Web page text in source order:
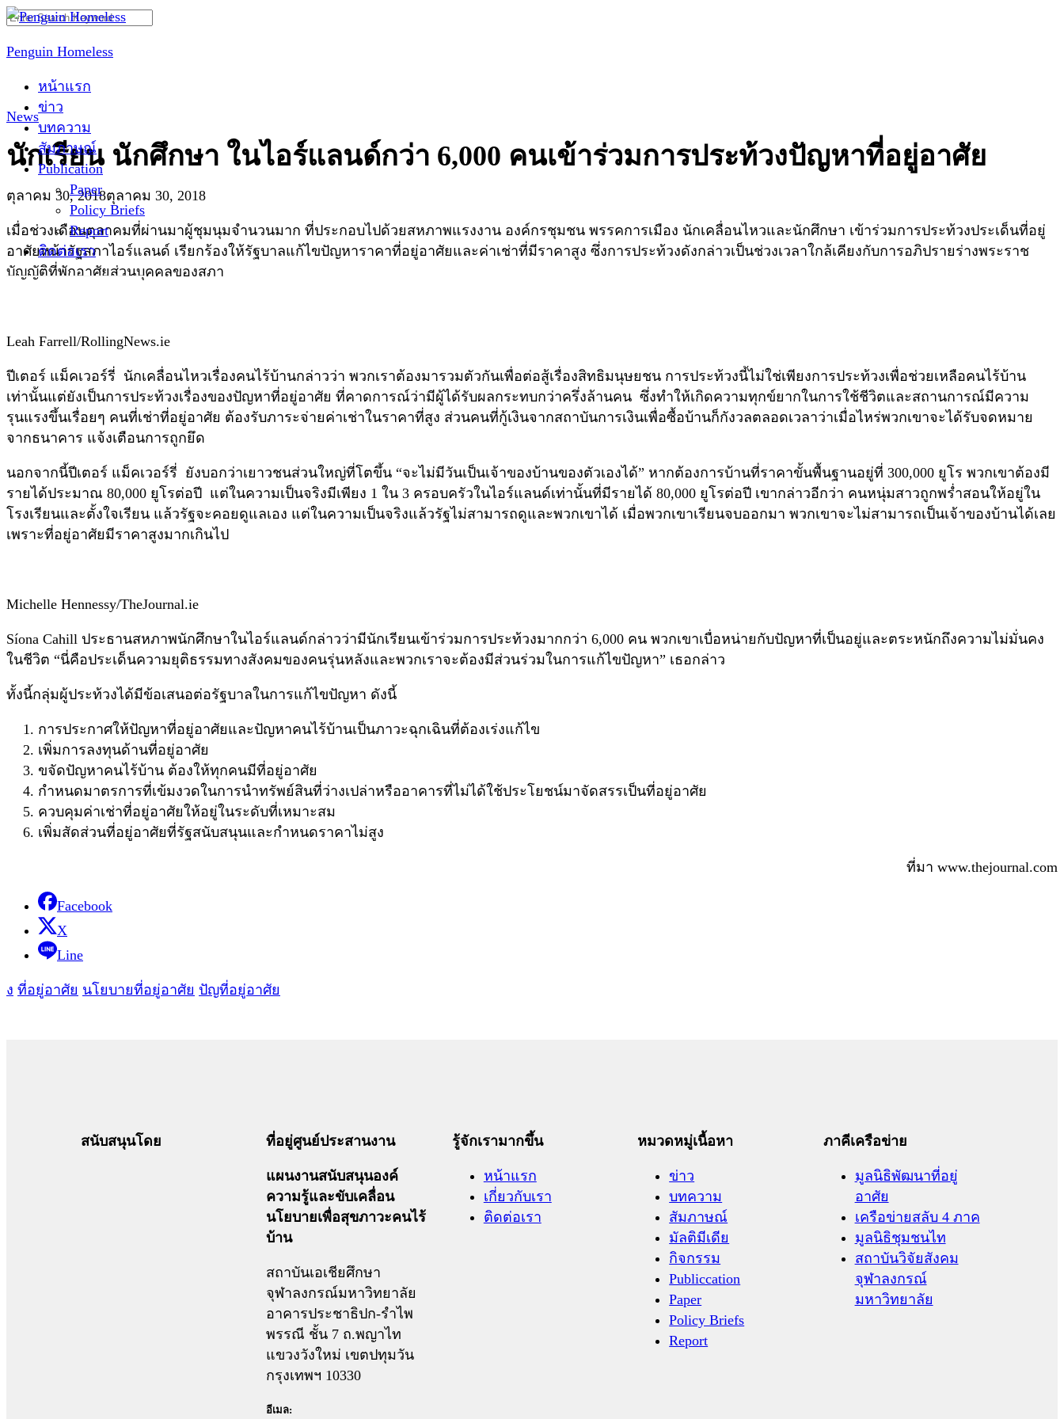
Skip
content
Penguin Homeless
หน้าแรก
ข่าว
บทความ
สัมภาษณ์
Publication
Paper
Policy Briefs
Report
ติดต่อเรา
Search
News
นักเรียน นักศึกษา ในไอร์แลนด์กว่า 6,000 คนเข้าร่วมการประท้วงปัญหาที่อยู่อาศัย
ตุลาคม 30, 2018ตุลาคม 30, 2018
เมื่อช่วงเดือนตุลาคมที่ผ่านมาผู้ชุมนุมจำนวนมาก ที่ประกอบไปด้วยสหภาพแรงงาน องค์กรชุมชน พรรคการเมือง นักเคลื่อนไหวและนักศึกษา เข้าร่วมการประท้วงประเด็นที่อยู่
อาศัยหน้ารัฐสภาไอร์แลนด์ เรียกร้องให้รัฐบาลแก้ไขปัญหาราคาที่อยู่อาศัยและค่าเช่าที่มีราคาสูง ซึ่งการประท้วงดังกล่าวเป็นช่วงเวลาใกล้เคียงกับการอภิปรายร่างพระราช
บัญญัติที่พักอาศัยส่วนบุคคลของสภา
Leah Farrell/RollingNews.ie
ปีเตอร์ แม็คเวอร์รี่ นักเคลื่อนไหวเรื่องคนไร้บ้านกล่าวว่า พวกเราต้องมารวมตัวกันเพื่อต่อสู้เรื่องสิทธิมนุษยชน การประท้วงนี้ไม่ใช่เพียงการประท้วงเพื่อช่วยเหลือคนไร้บ้าน
เท่านั้นแต่ยังเป็นการประท้วงเรื่องของปัญหาที่อยู่อาศัย ที่คาดการณ์ว่ามีผู้ได้รับผลกระทบกว่าครึ่งล้านคน ซึ่งทำให้เกิดความทุกข์ยากในการใช้ชีวิตและสถานการณ์มีความ
รุนแรงขึ้นเรื่อยๆ คนที่เช่าที่อยู่อาศัย ต้องรับภาระจ่ายค่าเช่าในราคาที่สูง ส่วนคนที่กู้เงินจากสถาบันการเงินเพื่อซื้อบ้านก็กังวลตลอดเวลาว่าเมื่อไหร่พวกเขาจะได้รับจดหมาย
จากธนาคาร แจ้งเตือนการถูกยึด
นอกจากนี้ปีเตอร์ แม็คเวอร์รี่ ยังบอกว่าเยาวชนส่วนใหญ่ที่โตขึ้น “จะไม่มีวันเป็นเจ้าของบ้านของตัวเองได้” หากต้องการบ้านที่ราคาขั้นพื้นฐานอยู่ที่ 300,000 ยูโร พวกเขาต้องมี
รายได้ประมาณ 80,000 ยูโรต่อปี แต่ในความเป็นจริงมีเพียง 1 ใน 3 ครอบครัวในไอร์แลนด์เท่านั้นที่มีรายได้ 80,000 ยูโรต่อปี เขากล่าวอีกว่า คนหนุ่มสาวถูกพร่ำสอนให้อยู่ใน
โรงเรียนและตั้งใจเรียน แล้วรัฐจะคอยดูแลเอง แต่ในความเป็นจริงแล้วรัฐไม่สามารถดูและพวกเขาได้ เมื่อพวกเขาเรียนจบออกมา พวกเขาจะไม่สามารถเป็นเจ้าของบ้านได้เลย
เพราะที่อยู่อาศัยมีราคาสูงมากเกินไป
Michelle Hennessy/TheJournal.ie
Síona Cahill ประธานสหภาพนักศึกษาในไอร์แลนด์กล่าวว่ามีนักเรียนเข้าร่วมการประท้วงมากกว่า 6,000 คน พวกเขาเบื่อหน่ายกับปัญหาที่เป็นอยู่และตระหนักถึงความไม่มั่นคง
ในชีวิต “นี่คือประเด็นความยุติธรรมทางสังคมของคนรุ่นหลังและพวกเราจะต้องมีส่วนร่วมในการแก้ไขปัญหา” เธอกล่าว
ทั้งนี้กลุ่มผู้ประท้วงได้มีข้อเสนอต่อรัฐบาลในการแก้ไขปัญหา ดังนี้
การประกาศให้ปัญหาที่อยู่อาศัยและปัญหาคนไร้บ้านเป็นภาวะฉุกเฉินที่ต้องเร่งแก้ไข
เพิ่มการลงทุนด้านที่อยู่อาศัย
ขจัดปัญหาคนไร้บ้าน ต้องให้ทุกคนมีที่อยู่อาศัย
กำหนดมาตรการที่เข้มงวดในการนำทรัพย์สินที่ว่างเปล่าหรืออาคารที่ไม่ได้ใช้ประโยชน์มาจัดสรรเป็นที่อยู่อาศัย
ควบคุมค่าเช่าที่อยู่อาศัยให้อยู่ในระดับที่เหมาะสม
เพิ่มสัดส่วนที่อยู่อาศัยที่รัฐสนับสนุนและกำหนดราคาไม่สูง
ที่มา www.thejournal.com
Facebook
X
Line
ง ที่อยู่อาศัย นโยบายที่อยู่อาศัย ปัญที่อยู่อาศัย
สนับสนุนโดย ที่อยู่ศูนย์ประสานงาน
แผนงานสนับสนุนองค์
ความรู้และขับเคลื่อน
นโยบายเพื่อสุขภาวะคนไร้
บ้าน
สถาบันเอเชียศึกษา
จุฬาลงกรณ์มหาวิทยาลัย
อาคารประชาธิปก-รำไพ
พรรณี ชั้น 7 ถ.พญาไท
แขวงวังใหม่ เขตปทุมวัน
กรุงเทพฯ 10330
อีเมล:
รู้จักเรามากขึ้น
หน้าแรก
เกี่ยวกับเรา
ติดต่อเรา
หมวดหมู่เนื้อหา
ข่าว
บทความ
สัมภาษณ์
มัลติมีเดีย
กิจกรรม
Publiccation
Paper
Policy Briefs
Report
ภาคีเครือข่าย
มูลนิธิพัฒนาที่อยู่
อาศัย
เครือข่ายสลับ 4 ภาค
มูลนิธิชุมชนไท
สถาบันวิจัยสังคม
จุฬาลงกรณ์
มหาวิทยาลัย